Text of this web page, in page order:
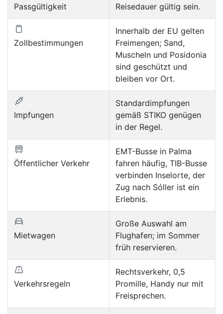
Passgültigkeit
Reisedauer gültig sein.
Zollbestimmungen
Innerhalb der EU gelten
Freimengen; Sand,
Muscheln und Posidonia
sind geschützt und
bleiben vor Ort.
Impfungen
Standardimpfungen
gemäß STIKO genügen
in der Regel.
Öffentlicher Verkehr
EMT-Busse in Palma
fahren häufig, TIB-Busse
verbinden Inselorte, der
Zug nach Sóller ist ein
Erlebnis.
Mietwagen
Große Auswahl am
Flughafen; im Sommer
früh reservieren.
Verkehrsregeln
Rechtsverkehr, 0,5
Promille, Handy nur mit
Freisprechen.